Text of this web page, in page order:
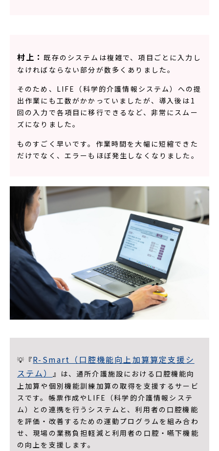
村上：既存のシステムは複雑で、項目ごとに入力し
なければならない部分が数多くありました。
そのため、LIFE（科学的介護情報システム）への提
出作業にも工数がかかっていましたが、導入後は1
回の入力で各項目に移行できるなど、非常にスムー
ズになりました。
ものすごく早いです。作業時間を大幅に短縮できた
だけでなく、エラーもほぼ発生しなくなりました。
💡『R-Smart（口腔機能向上加算算定支援シ
ステム）
』は、通所介護施設における口腔機能向
上加算や個別機能訓練加算の取得を支援するサービ
スです。帳票作成やLIFE（科学的介護情報システ
ム）との連携を行うシステムと、利用者の口腔機能
を評価・改善するための運動プログラムを組み合わ
せ、現場の業務負担軽減と利用者の口腔・嚥下機能
の向上を支援します。